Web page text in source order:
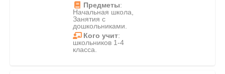
Предметы:
Начальная школа,
Занятия с
дошкольниками.
Кого учит:
школьников 1-4
класса.